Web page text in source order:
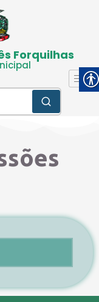
Forquilhas